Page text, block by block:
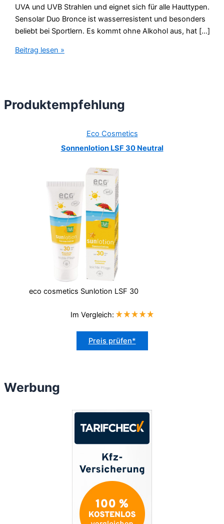
UVA und UVB Strahlen und eignet sich für alle Hauttypen.
Sensolar Duo Bronce ist wasserresistent und besonders
beliebt bei Sportlern. Es kommt ohne Alkohol aus, hat […]
Sensolar
Test
Beitrag lesen »
Produktempfehlung
Eco Cosmetics
Sonnenlotion LSF 30 Neutral
eco cosmetics Sunlotion LSF 30
Im Vergleich:
Preis prüfen*
Werbung